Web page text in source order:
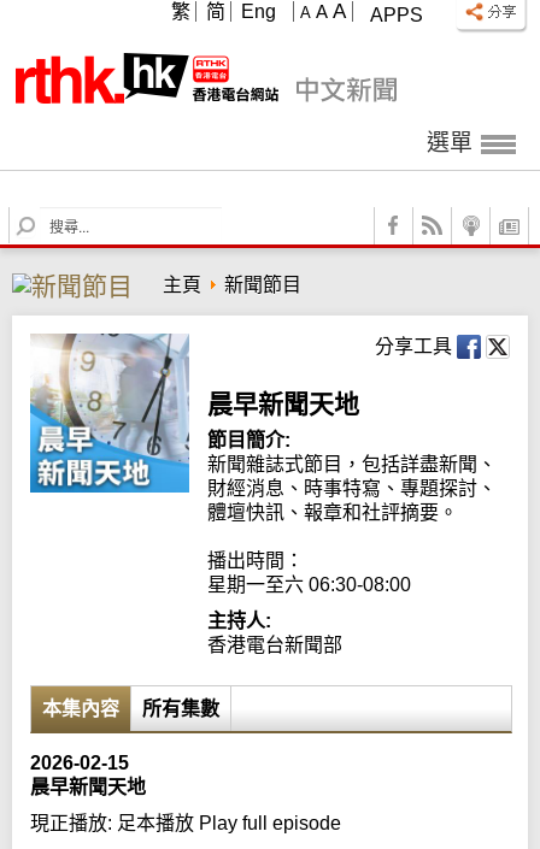
APPS
A A A
繁 简 Eng
選單
S
e
r
c
h
主頁 新聞節目
分享工具
晨早新聞天地
節目簡介:
新聞雜誌式節目，包括詳盡新聞、
財經消息、時事特寫、專題探討、
體壇快訊、報章和社評摘要。
播出時間：
星期一至六 06:30-08:00
主持人:
香港電台新聞部
本集內容 所有集數
2026-02-15
晨早新聞天地
現正播放: 足本播放 Play full episode